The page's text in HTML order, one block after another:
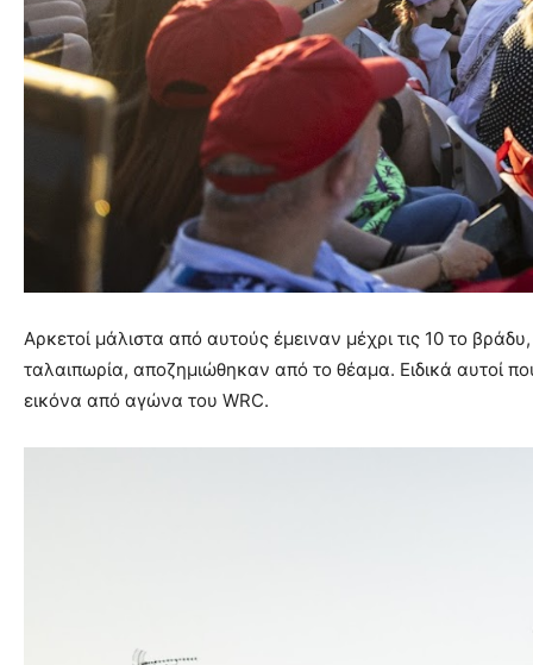
Αρκετοί μάλιστα από αυτούς έμειναν μέχρι τις 10 το
ταλαιπωρία, αποζημιώθηκαν από το θέαμα. Ειδικά αυτοί
εικόνα από αγώνα του WRC.